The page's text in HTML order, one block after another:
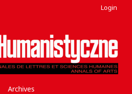
Archives
Login